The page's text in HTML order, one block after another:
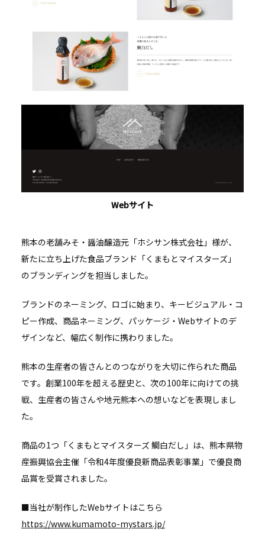
Webサイト
熊本の老舗みそ・醤油醸造元「ホシサン株式会社」様が、
新たに立ち上げた食品ブランド「くまもとマイスターズ」
のブランディングを担当しました。
ブランドのネーミング、ロゴに始まり、キービジュアル・コ
ピー作成、商品ネーミング、パッケージ・Webサイトのデ
ザインなど、幅広く制作に携わりました。
熊本の生産者の皆さんとのつながりを大切に作られた商品
です。創業100年を超える歴史と、次の100年に向けての挑
戦、生産者の皆さんや地元熊本への想いなどを表現しまし
た。
商品の1つ「くまもとマイスターズ 鯛白だし」は、熊本県物
産振興協会主催「令和4年度優良新商品表彰事業」で優良商
品賞を受賞されました。
■当社が制作したWebサイトはこちら
https://www.kumamoto-mystars.jp/